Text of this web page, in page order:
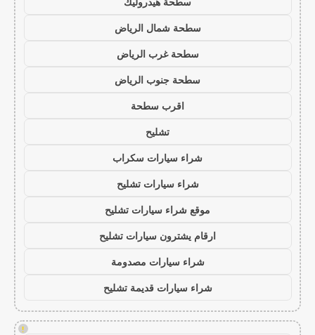
سطحة شمال الرياض
سطحة غرب الرياض
سطحة جنوب الرياض
اقرب سطحة
تشليح
شراء سيارات سكراب
شراء سيارات تشليح
موقع شراء سيارات تشليح
ارقام يشترون سيارات تشليح
شراء سيارات مصدومة
شراء سيارات قديمة تشليح
!